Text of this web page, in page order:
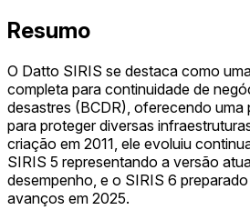
Resumo
O Datto SIRIS se destaca como
completa para continuidade de
desastres (BCDR), oferecendo uma
para proteger diversas
criação em 2011, ele evoluiu
SIRIS 5 representando a versão
desempenho, e o SIRIS 6
avanços em 2025.